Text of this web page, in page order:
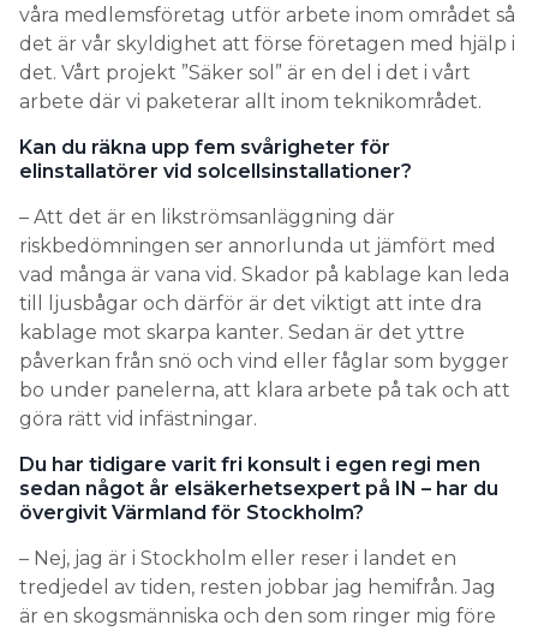
våra medlemsföretag utför arbete inom området så
det är vår skyldighet att förse företagen med hjälp i
det. Vårt projekt ”Säker sol” är en del i det i vårt
arbete där vi paketerar allt inom teknikområdet.
Kan du räkna upp fem svårigheter för
elinstallatörer vid solcellsinstallationer?
– Att det är en likströmsanläggning där
riskbedömningen ser annorlunda ut jämfört med
vad många är vana vid. Skador på kablage kan leda
till ljusbågar och därför är det viktigt att inte dra
kablage mot skarpa kanter. Sedan är det yttre
påverkan från snö och vind eller fåglar som bygger
bo under panelerna, att klara arbete på tak och att
göra rätt vid infästningar.
Du har tidigare varit fri konsult i egen regi men
sedan något år elsäkerhetsexpert på IN – har du
övergivit Värmland för Stockholm?
– Nej, jag är i Stockholm eller reser i landet en
tredjedel av tiden, resten jobbar jag hemifrån. Jag
är en skogsmänniska och den som ringer mig före